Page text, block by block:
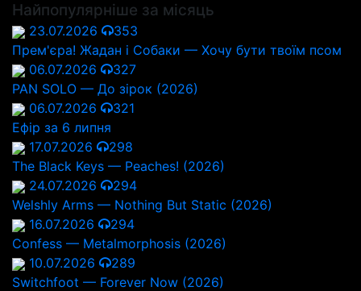
Найпопулярніше за місяць
23.07.2026
353
Прем'єра! Жадан і Собаки — Хочу бути твоїм псом
06.07.2026
327
PAN SOLO — До зірок (2026)
06.07.2026
321
Ефір за 6 липня
17.07.2026
298
The Black Keys — Peaches! (2026)
24.07.2026
294
Welshly Arms — Nothing But Static (2026)
16.07.2026
294
Confess — Metalmorphosis (2026)
10.07.2026
289
Switchfoot — Forever Now (2026)